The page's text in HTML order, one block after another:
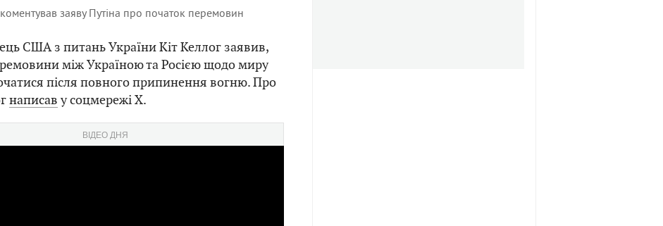
заяву Путіна про початок перемовин
США з питань України Кіт Келлог заявив,
між Україною та Росією щодо миру
після повного припинення вогню. Про
написав у соцмережі Х.
ВІДЕО ДНЯ